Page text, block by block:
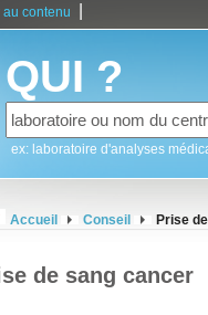
contenu
QUI ?
ex: laboratoire d'analyses
Accueil Conseil Prise
de sang cancer